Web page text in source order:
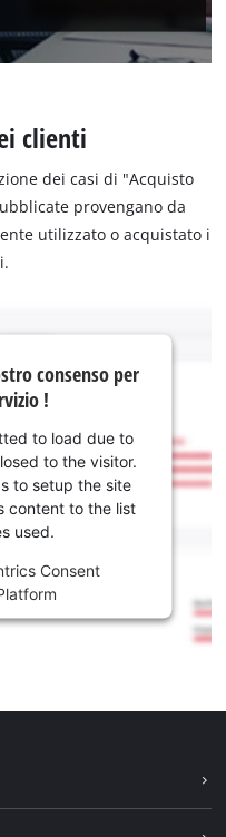
clienti
dei casi di "Acquisto
provengano da
utilizzato o acquistato i
consenso per
!
to load due to
to the visitor.
to setup the site
content to the list
used.
Consent